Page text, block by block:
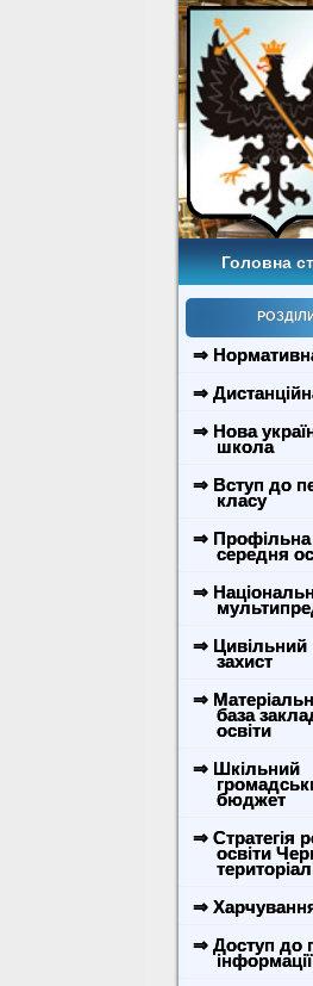
Головна
⇒
⇒
⇒ Нова
школа
⇒ Вступ до
класу
⇒ Профільна
середня
⇒
⇒ Цивільний
захист
⇒
база
освіти
⇒ Шкільний
бюджет
⇒ Стратегія
освіти
⇒
⇒ Доступ до
інформації